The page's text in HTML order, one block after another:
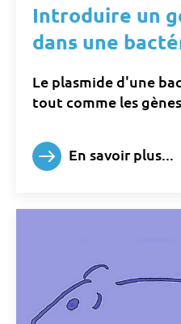
Introduire un
dans une
Le plasmide d'une
tout comme les
En savoir plus...